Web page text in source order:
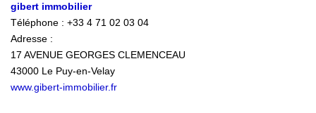
gibert immobilier
Téléphone : +33 4 71 02 03 04
Adresse :
17 AVENUE GEORGES CLEMENCEAU
43000 Le Puy-en-Velay
www.gibert-immobilier.fr